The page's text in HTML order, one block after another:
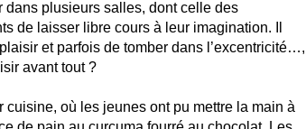
dans plusieurs salles, dont celle des
de laisser libre cours à leur imagination. Il
et parfois de tomber dans l’excentricité…,
avant tout ?
cuisine, où les jeunes ont pu mettre la main à